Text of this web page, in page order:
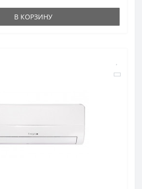
В КОРЗИНУ